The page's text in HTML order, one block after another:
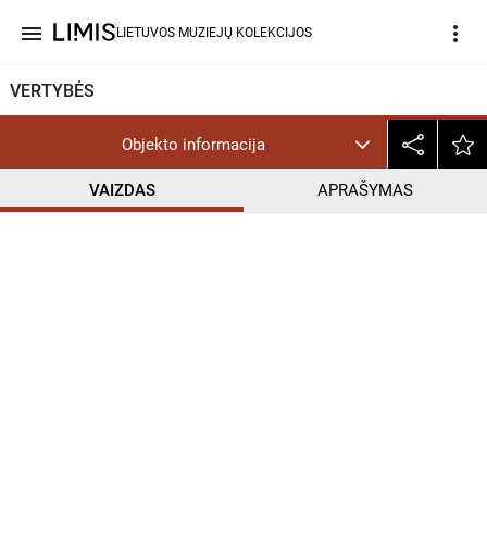
menu LIETUVOS MUZIEJŲ KOLEKCIJOS more_vert
VERTYBĖS
Objekto informacija
VAIZDAS APRAŠYMAS